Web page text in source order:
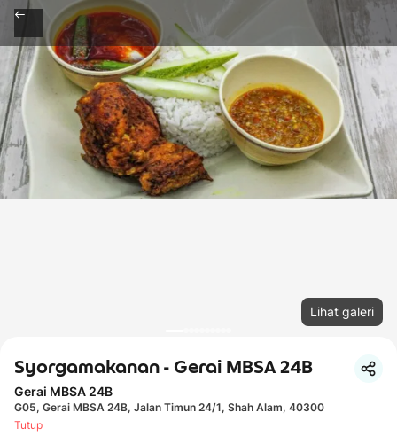
Lihat galeri
Syorgamakanan - Gerai MBSA 24B
Gerai MBSA 24B
G05, Gerai MBSA 24B, Jalan Timun 24/1, Shah Alam, 40300
Tutup